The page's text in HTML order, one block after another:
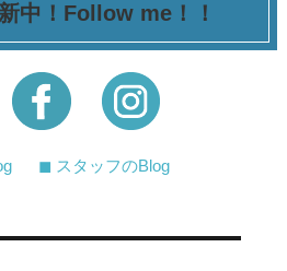
中！Follow me！！
◼︎ スタッフのBlog